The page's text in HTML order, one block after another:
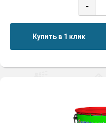
-
Купить в 1 клик